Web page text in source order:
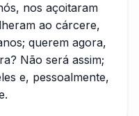
nos açoitaram
ao cárcere,
querem agora,
Não será assim;
e, pessoalmente,